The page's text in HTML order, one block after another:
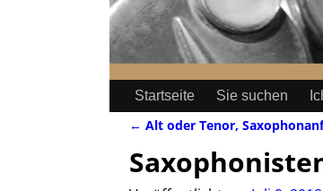
Startseite Sie suchen
← Alt oder Tenor,